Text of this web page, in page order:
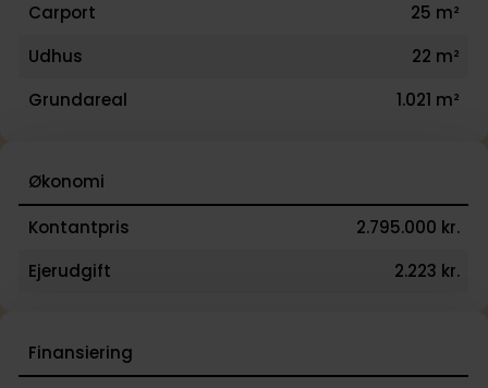
Carport
25 m²
Udhus
22 m²
Grundareal
1.021 m²
Økonomi
Kontantpris
2.795.000 kr.
Ejerudgift
2.223 kr.
Finansiering